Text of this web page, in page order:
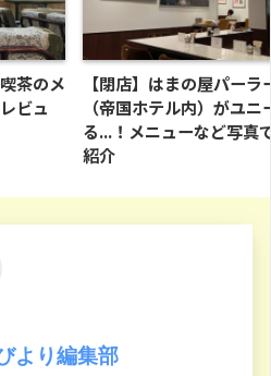
茶のメ
ビュ
【閉店】はまの屋パー
（帝国ホテル内）がユニ
る...！メニューなど写真
紹介
より編集部